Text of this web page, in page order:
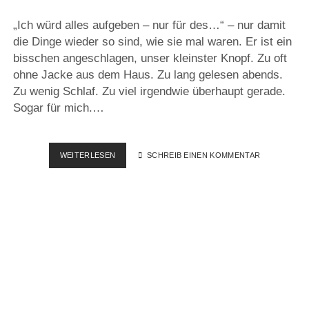
„Ich würd alles aufgeben – nur für des…“ – nur damit
die Dinge wieder so sind, wie sie mal waren. Er ist ein
bisschen angeschlagen, unser kleinster Knopf. Zu oft
ohne Jacke aus dem Haus. Zu lang gelesen abends.
Zu wenig Schlaf. Zu viel irgendwie überhaupt gerade.
Sogar für mich.…
WEITERLESEN
WÜRD
SCHREIB EINEN KOMMENTAR